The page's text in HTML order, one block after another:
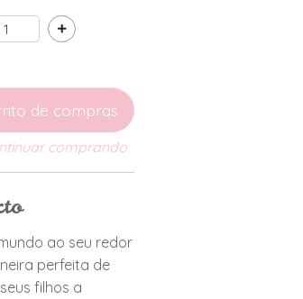
comprando
ao seu redor
perfeita de
filhos a